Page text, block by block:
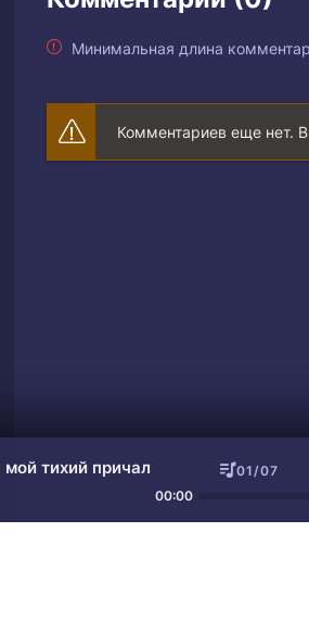
Минимальная длина
Комментариев еще нет.
тихий причал
01/07
00:00